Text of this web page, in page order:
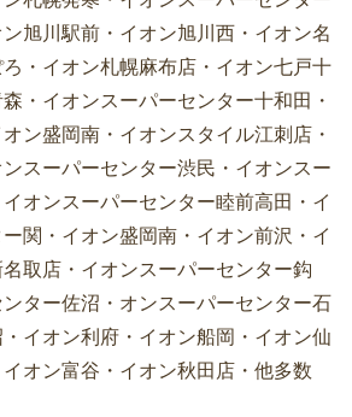
旭川駅前・イオン旭川西・イオン名
・イオン札幌麻布店・イオン七戸十
・イオンスーパーセンター十和田・
ン盛岡南・イオンスタイル江刺店・
スーパーセンター渋民・イオンスー
オンスーパーセンター睦前高田・イ
関・イオン盛岡南・イオン前沢・イ
取店・イオンスーパーセンター鈎
ター佐沼・オンスーパーセンター石
イオン利府・イオン船岡・イオン仙
オン富谷・イオン秋田店・他多数